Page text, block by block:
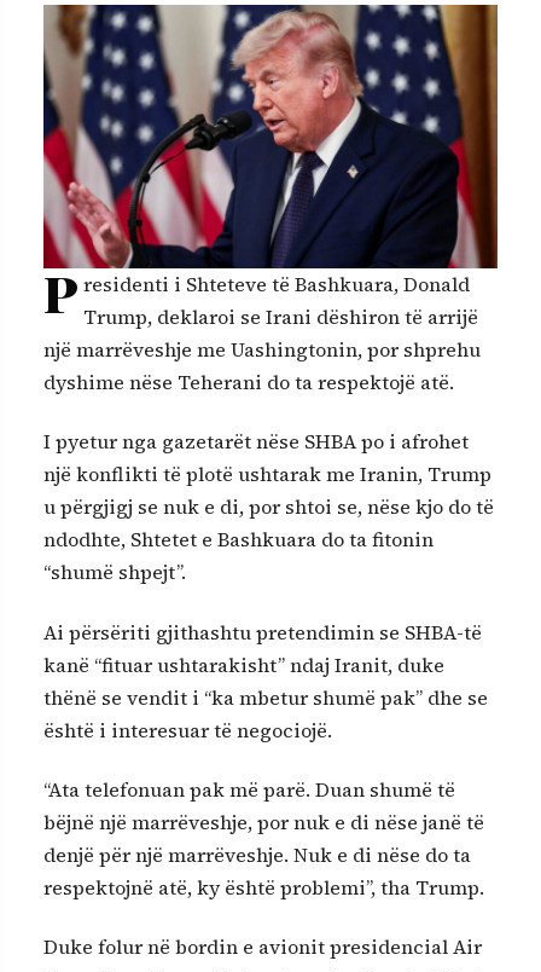
P residenti i Shteteve të Bashkuara, Donald
Trump, deklaroi se Irani dëshiron të arrijë
një marrëveshje me Uashingtonin, por shprehu
dyshime nëse Teherani do ta respektojë atë.
I pyetur nga gazetarët nëse SHBA po i afrohet
një konflikti të plotë ushtarak me Iranin, Trump
u përgjigj se nuk e di, por shtoi se, nëse kjo do të
ndodhte, Shtetet e Bashkuara do ta fitonin
“shumë shpejt”.
Ai përsëriti gjithashtu pretendimin se SHBA-të
kanë “fituar ushtarakisht” ndaj Iranit, duke
thënë se vendit i “ka mbetur shumë pak” dhe se
është i interesuar të negociojë.
“Ata telefonuan pak më parë. Duan shumë të
bëjnë një marrëveshje, por nuk e di nëse janë të
denjë për një marrëveshje. Nuk e di nëse do ta
respektojnë atë, ky është problemi”, tha Trump.
Duke folur në bordin e avionit presidencial Air